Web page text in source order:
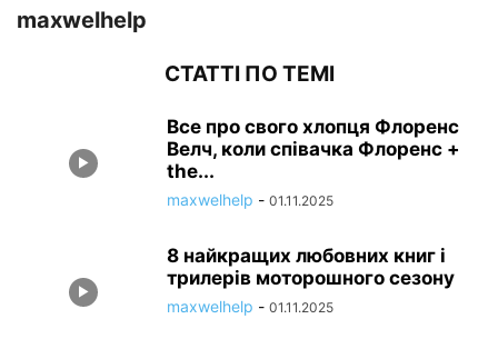
maxwelhelp
СТАТТІ ПО ТЕМІ
Все про свого хлопця Флоренс
Велч, коли співачка Флоренс +
the...
maxwelhelp - 01.11.2025
8 найкращих любовних книг і
трилерів моторошного сезону
maxwelhelp - 01.11.2025